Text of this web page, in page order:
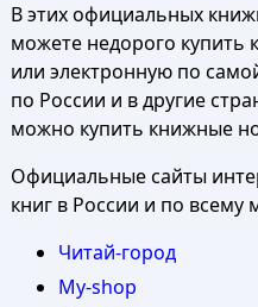
В этих официальных
можете недорого купить
или электронную по
по России и в другие
можно купить книжные
Официальные сайты
книг в России и по всему
Читай-город
My-shop